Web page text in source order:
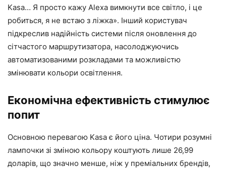
Kasa… Я просто кажу Alexa вимкнути все світло, і це
робиться, я не встаю з ліжка». Інший користувач
підкреслив надійність системи після оновлення до
сітчастого маршрутизатора, насолоджуючись
автоматизованими розкладами та можливістю
змінювати кольори освітлення.
Економічна ефективність стимулює
попит
Основною перевагою Kasa є його ціна. Чотири розумні
лампочки зі зміною кольору коштують лише 26,99
доларів, що значно менше, ніж у преміальних брендів,